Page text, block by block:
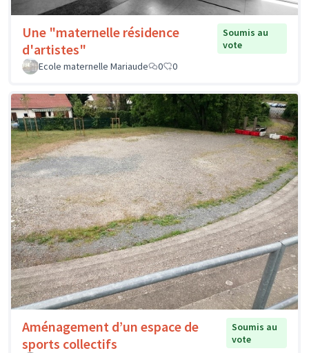
Une "maternelle résidence
d'artistes"
Soumis au
vote
Ecole maternelle Mariaude
0 0
Aménagement d’un espace de
sports collectifs
Soumis au
vote